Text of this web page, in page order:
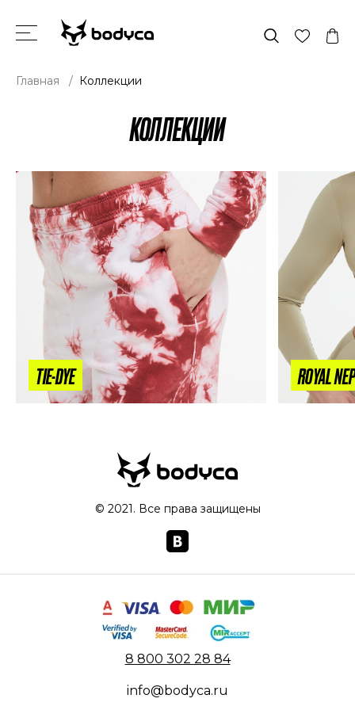
Главная / Коллекции
КОЛЛЕКЦИИ
TIE-DYE ROYAL
© 2021. Все права защищены
8 800 302 28 84
info@bodyca.ru